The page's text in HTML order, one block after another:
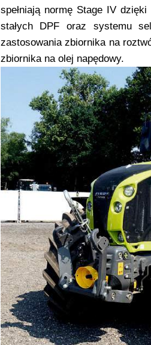
spełniają normę Stage IV
stałych DPF oraz systemu
zastosowania zbiornika na
zbiornika na olej napędowy.